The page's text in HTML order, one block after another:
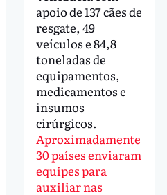
apoio de 137 cães de
resgate, 49
veículos e 84,8
toneladas de
equipamentos,
medicamentos e
insumos
cirúrgicos.
Aproximadamente
30 países enviaram
equipes para
auxiliar nas